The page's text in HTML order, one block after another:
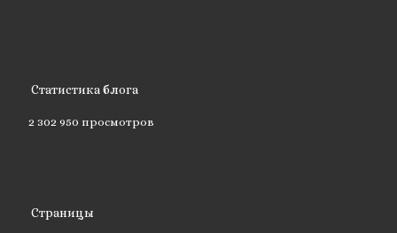
Статистика блога
2 302 950 просмотров
Страницы